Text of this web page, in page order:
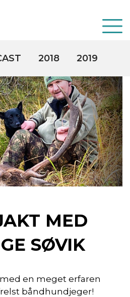
2018 2019
MED
SØVIK
en meget erfaren
båndhundjeger!